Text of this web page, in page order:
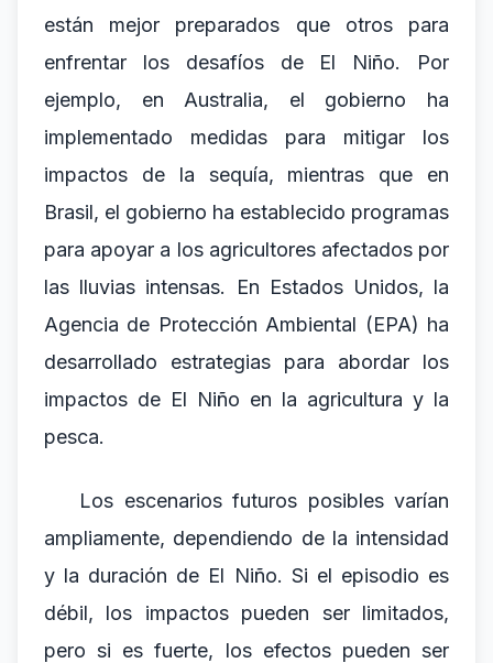
están mejor preparados que otros para
enfrentar los desafíos de El Niño. Por
ejemplo, en Australia, el gobierno ha
implementado medidas para mitigar los
impactos de la sequía, mientras que en
Brasil, el gobierno ha establecido programas
para apoyar a los agricultores afectados por
las lluvias intensas. En Estados Unidos, la
Agencia de Protección Ambiental (EPA) ha
desarrollado estrategias para abordar los
impactos de El Niño en la agricultura y la
pesca.
Los escenarios futuros posibles varían
ampliamente, dependiendo de la intensidad
y la duración de El Niño. Si el episodio es
débil, los impactos pueden ser limitados,
pero si es fuerte, los efectos pueden ser